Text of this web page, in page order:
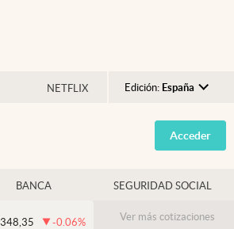
NETFLIX Edición: España
Argentina
España
USA
Colombia
Acceder
BANCA SEGURIDAD SOCIAL
-0.06% Ver más cotizaciones